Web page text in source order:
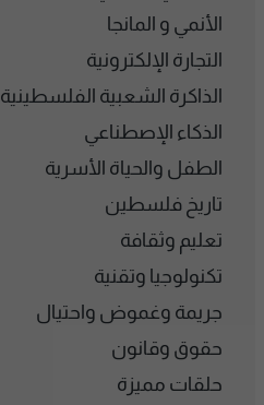
الأنمي و المانجا
التجارة الإلكترونية
الذاكرة الشعبية الفلسطينية
الذكاء الإصطناعي
الطفل والحياة الأسرية
تاريخ فلسطين
تعليم وثقافة
تكنولوجيا وتقنية
جريمة وغموض واحتيال
حقوق وقانون
حلقات مميزة